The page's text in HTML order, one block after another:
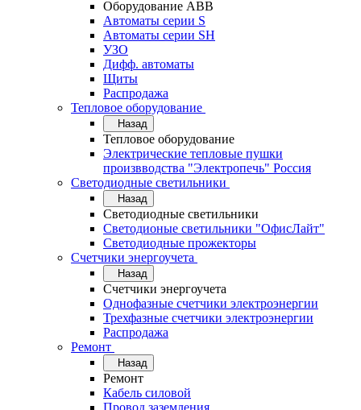
Оборудование АВВ
Автоматы серии S
Автоматы серии SH
УЗО
Дифф. автоматы
Щиты
Распродажа
Тепловое оборудование
Назад
Тепловое оборудование
Электрические тепловые пушки
произвводства "Электропечь" Россия
Светодиодные светильники
Назад
Светодиодные светильники
Светодионые светильники "ОфисЛайт"
Светодиодные прожекторы
Счетчики энергоучета
Назад
Счетчики энергоучета
Однофазные счетчики электроэнергии
Трехфазные счетчики электроэнергии
Распродажа
Ремонт
Назад
Ремонт
Кабель силовой
Провод заземления